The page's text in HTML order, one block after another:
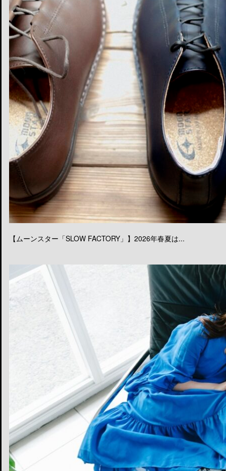
【ムーンスター「SLOW FACTORY」】2026年春夏は...